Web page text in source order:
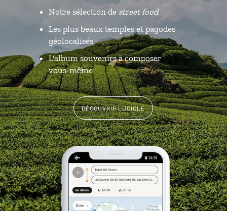
Notre sélection de street food
Les plus beaux temples et pagodes
géolocalisés
L'album souvenirs à composer
vous-même
DÉCOUVRIR LUCIOLE